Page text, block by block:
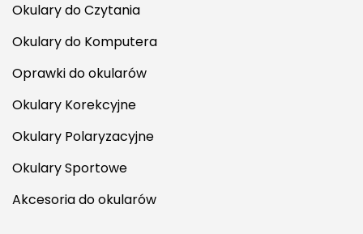
Okulary do Czytania
Okulary do Komputera
Oprawki do okularów
Okulary Korekcyjne
Okulary Polaryzacyjne
Okulary Sportowe
Akcesoria do okularów